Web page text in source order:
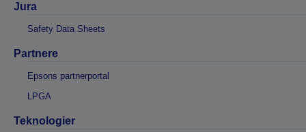
Jura
Safety Data Sheets
Partnere
Epsons partnerportal
LPGA
Teknologier